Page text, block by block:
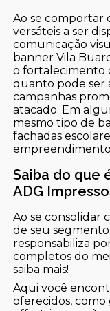
Ao se comportar
versáteis a ser
comunicação
banner Vila
o fortalecimento
quanto pode ser
campanhas
atacado. Em
mesmo tipo de
fachadas
Saiba do que
ADG
Ao se consolidar
de seu
responsabiliza
completos do
saiba mais!
Aqui você
oferecidos, como